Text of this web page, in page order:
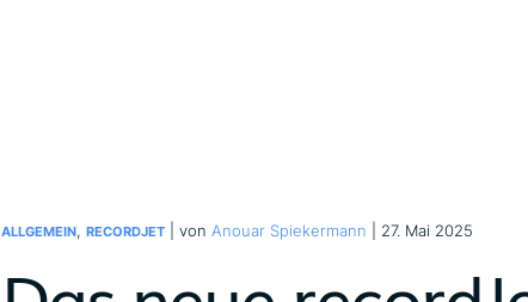
ALLGEMEIN, RECORDJET | von Anouar Spiekermann | 27. Mai 2025